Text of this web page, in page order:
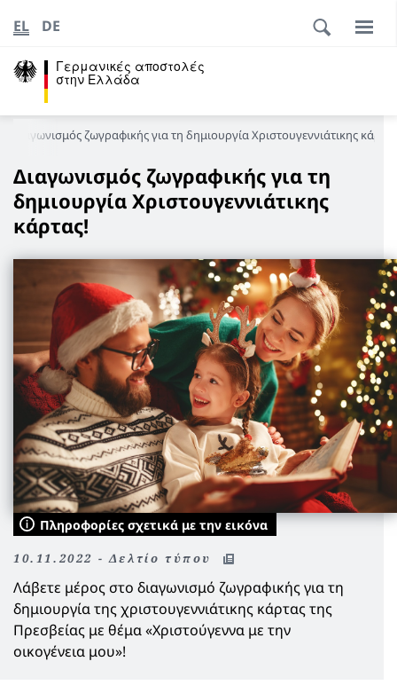
Γερμανικές αποστολές
στην Ελλάδα
EL DE
Διαγωνισμός ζωγραφικής για τη δημιουργία Χριστουγεννιάτικης
Διαγωνισμός ζωγραφικής για τη
δημιουργία Χριστουγεννιάτικης
κάρτας!
Πληροφορίες σχετικά με την εικόνα
10.11.2022 - Δελτίο τύπου
Λάβετε μέρος στο διαγωνισμό ζωγραφικής για τη
δημιουργία της χριστουγεννιάτικης κάρτας της
Πρεσβείας με θέμα «Χριστούγεννα με την
οικογένεια μου»!